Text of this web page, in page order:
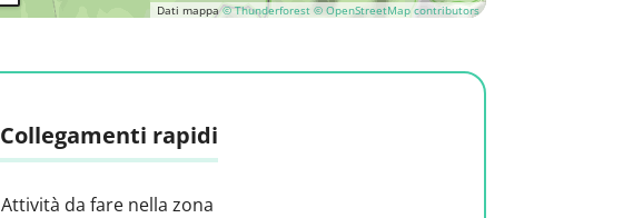
Dati mappa© Thunderforest © OpenStreetMap contributors
Collegamenti rapidi
Attività da fare nella zona